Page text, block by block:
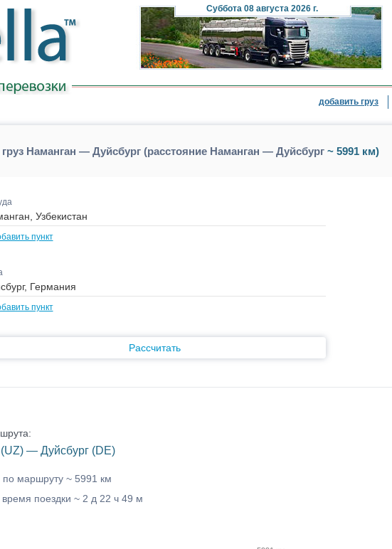
Суббота08 августа 2026 г.
добавить груз
груз Наманган — Дуйсбург (расстояние Наманган — Дуйсбург~ 5991 км)
пункт
пункт
Рассчитать
— Дуйсбург (DE)
по маршруту ~ 5991 км
поездки ~ 2 д 22 ч 49 м